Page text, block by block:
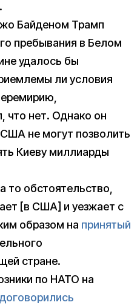
Байденом Трамп
пребывания в Белом
удалось бы
ли условия
что нет. Однако он
не могут позволить
Киеву миллиарды
то обстоятельство,
[в США] и уезжает с
образом на принятый
стране.
по НАТО на
договорились